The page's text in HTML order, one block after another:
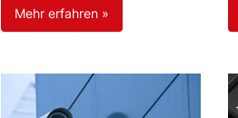
Mehr erfahren »